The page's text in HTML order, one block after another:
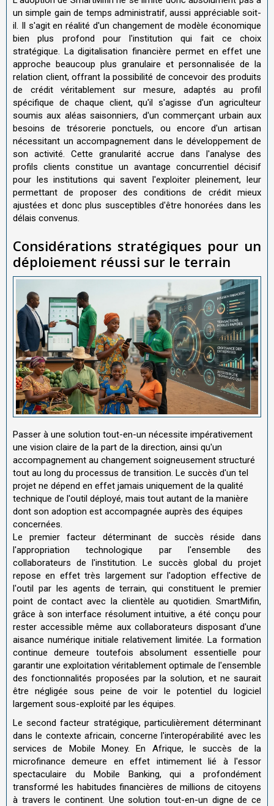
un simple gain de temps administratif, aussi appréciable soit-
il. Il s'agit en réalité d'un changement de modèle économique
bien plus profond pour l'institution qui fait ce choix
stratégique. La digitalisation financière permet en effet une
approche beaucoup plus granulaire et personnalisée de la
relation client, offrant la possibilité de concevoir des produits
de crédit véritablement sur mesure, adaptés au profil
spécifique de chaque client, qu'il s'agisse d'un agriculteur
soumis aux aléas saisonniers, d'un commerçant urbain aux
besoins de trésorerie ponctuels, ou encore d'un artisan
nécessitant un accompagnement dans le développement de
son activité. Cette granularité accrue dans l'analyse des
profils clients constitue un avantage concurrentiel décisif
pour les institutions qui savent l'exploiter pleinement, leur
permettant de proposer des conditions de crédit mieux
ajustées et donc plus susceptibles d'être honorées dans les
délais convenus.
Considérations stratégiques pour un
déploiement réussi sur le terrain
Passer à une solution tout-en-un nécessite impérativement
une vision claire de la part de la direction, ainsi qu'un
accompagnement au changement soigneusement structuré
tout au long du processus de transition. Le succès d'un tel
projet ne dépend en effet jamais uniquement de la qualité
technique de l'outil déployé, mais tout autant de la manière
dont son adoption est accompagnée auprès des équipes
concernées.
Le premier facteur déterminant de succès réside dans
l'appropriation technologique par l'ensemble des
collaborateurs de l'institution. Le succès global du projet
repose en effet très largement sur l'adoption effective de
l'outil par les agents de terrain, qui constituent le premier
point de contact avec la clientèle au quotidien. SmartMifin,
grâce à son interface résolument intuitive, a été conçu pour
rester accessible même aux collaborateurs disposant d'une
aisance numérique initiale relativement limitée. La formation
continue demeure toutefois absolument essentielle pour
garantir une exploitation véritablement optimale de l'ensemble
des fonctionnalités proposées par la solution, et ne saurait
être négligée sous peine de voir le potentiel du logiciel
largement sous-exploité par les équipes.
Le second facteur stratégique, particulièrement déterminant
dans le contexte africain, concerne l'interopérabilité avec les
services de Mobile Money. En Afrique, le succès de la
microfinance demeure en effet intimement lié à l'essor
spectaculaire du Mobile Banking, qui a profondément
transformé les habitudes financières de millions de citoyens
à travers le continent. Une solution tout-en-un digne de ce